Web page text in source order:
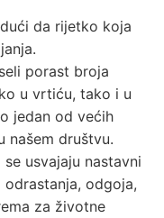
da rijetko koja
porast broja
u vrtiću, tako i u
jedan od većih
našem društvu.
usvajaju nastavni
odgoja,
za životne